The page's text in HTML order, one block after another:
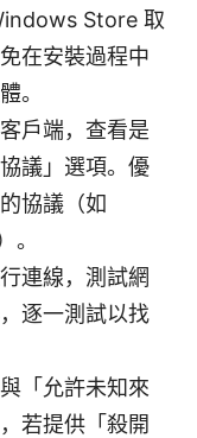
Store 取
在安裝過程中
。
戶端，查看是
議」選項。優
協議（如
。
連線，測試網
逐一測試以找
「允許未知來
若提供「殺開